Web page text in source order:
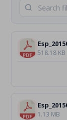
518.18 KB
1.13 MB